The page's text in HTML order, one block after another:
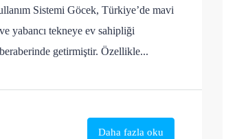
Sistemi Göcek, Türkiye’de mavi
yabancı tekneye ev sahipliği
getirmiştir. Özellikle...
Daha fazla oku